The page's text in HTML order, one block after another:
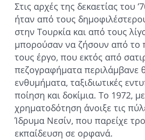
Στις αρχές της δεκαετίας του
ήταν από τους
στην Τουρκία και από τους
μπορούσαν να ζήσουν από το
τους έργο, που εκτός από
πεζογραφήματα περιλάμβανε
ενθυμήματα, ταξιδιωτικές
ποίηση και δοκίμια. Το 1972,
χρηματοδότηση άνοιξε τις
Ίδρυμα Νεσίν, που παρείχε
εκπαίδευση σε ορφανά.